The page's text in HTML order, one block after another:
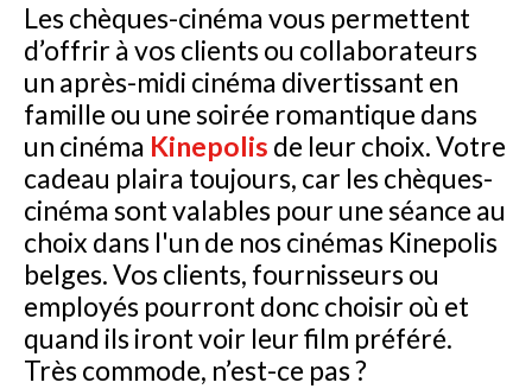
Les chèques-cinéma vous permettent
d’offrir à vos clients ou collaborateurs
un après-midi cinéma divertissant en
famille ou une soirée romantique dans
un cinéma Kinepolis de leur choix. Votre
cadeau plaira toujours, car les chèques-
cinéma sont valables pour une séance au
choix dans l'un de nos cinémas Kinepolis
belges. Vos clients, fournisseurs ou
employés pourront donc choisir où et
quand ils iront voir leur film préféré.
Très commode, n’est-ce pas ?